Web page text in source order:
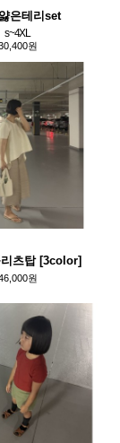
은테리set
s~4XL
원
츠탑 [3color]
원